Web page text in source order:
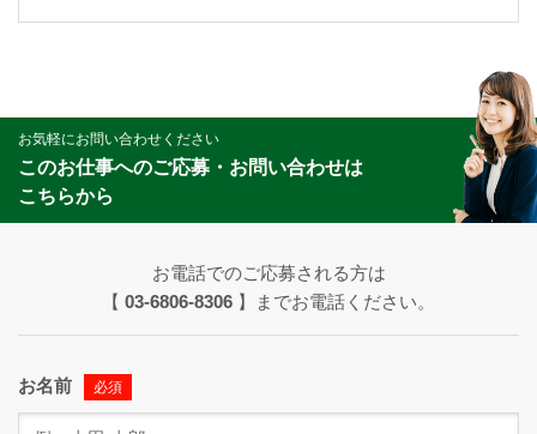
お気軽にお問い合わせください
このお仕事へのご応募・お問い合わせは
こちらから
お電話でのご応募される方は
【 03-6806-8306 】までお電話ください。
お名前 必須